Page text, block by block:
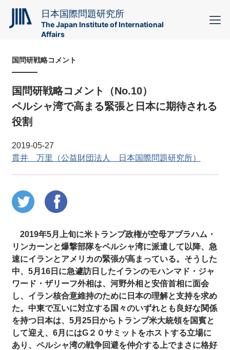
日本国際問題研究所
The Japan Institute of International
Affairs
国問研戦略コメント
国問研戦略コメント（No.10）
ペルシャ湾で高まる緊張と日本に期待される
役割
2019-05-27
貫井 万里（公益財団法人 日本国際問題研究所）
2019年5月上旬に米トランプ政権が空母アブラハム・
リンカーンと爆撃部隊をペルシャ湾に派遣して以降、急
速にイランとアメリカの緊張が高まっている。そうした
中、5月16日に急遽訪日したイランのモハンマド・ジャ
ワード・ザリーフ外相は、河野外相と安倍首相に面会
し、イラン核合意維持のために日本の理解と支持を求め
た。中東で互いに対立する国々のいずれとも良好な関係
を持つ日本は、5月25日からトランプ米大統領を国賓と
して迎え、6月にはG２０サミットをホストする立場に
あり、ペルシャ湾の戦争回避を仲介する上でまさに格好